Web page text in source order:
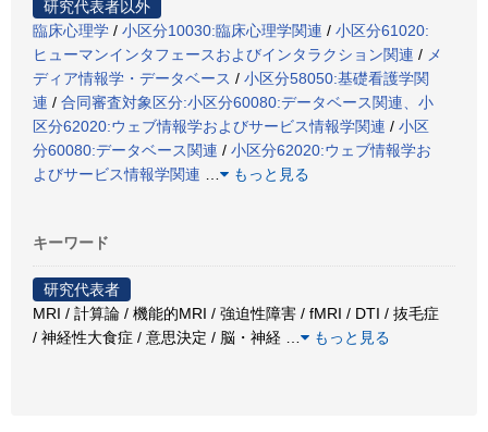
研究代表者以外
臨床心理学 / 小区分10030:臨床心理学関連 / 小区分61020:
ヒューマンインタフェースおよびインタラクション関連 / メ
ディア情報学・データベース / 小区分58050:基礎看護学関
連 / 合同審査対象区分:小区分60080:データベース関連、小
区分62020:ウェブ情報学およびサービス情報学関連 / 小区
分60080:データベース関連 / 小区分62020:ウェブ情報学お
よびサービス情報学関連
もっと見る
キーワード
研究代表者
MRI / 計算論 / 機能的MRI / 強迫性障害 / fMRI / DTI / 抜毛症
/ 神経性大食症 / 意思決定 / 脳・神経
もっと見る